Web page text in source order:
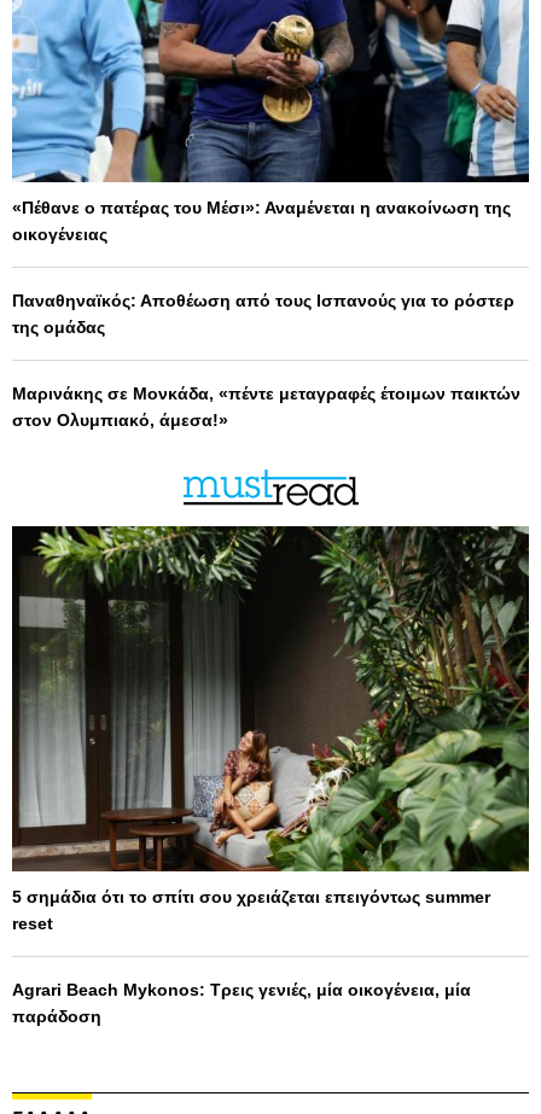
«Πέθανε ο πατέρας του Μέσι»: Αναμένεται η ανακοίνωση της
οικογένειας
Παναθηναϊκός: Αποθέωση από τους Ισπανούς για το ρόστερ
της ομάδας
Μαρινάκης σε Μονκάδα, «πέντε μεταγραφές έτοιμων παικτών
στον Ολυμπιακό, άμεσα!»
5 σημάδια ότι το σπίτι σου χρειάζεται επειγόντως summer
reset
Agrari Beach Mykonos: Τρεις γενιές, μία οικογένεια, μία
παράδοση